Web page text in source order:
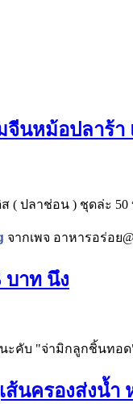
นหม้อปลาร้
ปลาช่อน ) ชุดล่ะ
จากเพจ อาหารอร่อย
บาท นึง
คับ "จ่ามิกลูกชิ้นทอ
ส้นครองส่งน้ำ